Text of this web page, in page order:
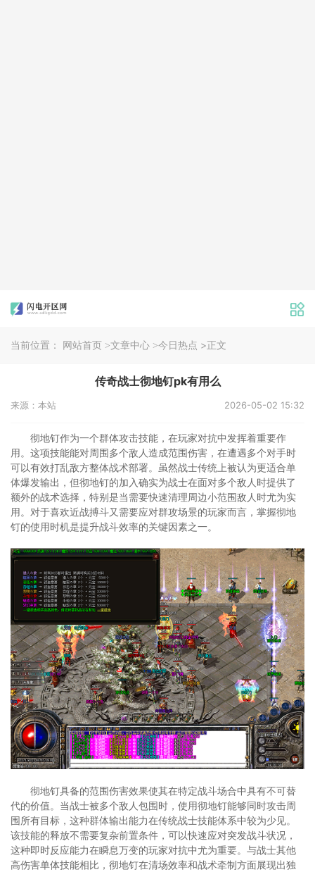
当前位置： 网站首页 >文章中心 >今日热点 >正文
传奇战士彻地钉pk有用么
来源：本站 2026-05-02 15:32
彻地钉作为一个群体攻击技能，在玩家对抗中发挥着重要作
用。这项技能能对周围多个敌人造成范围伤害，在遭遇多个对手时
可以有效打乱敌方整体战术部署。虽然战士传统上被认为更适合单
体爆发输出，但彻地钉的加入确实为战士在面对多个敌人时提供了
额外的战术选择，特别是当需要快速清理周边小范围敌人时尤为实
用。对于喜欢近战搏斗又需要应对群攻场景的玩家而言，掌握彻地
钉的使用时机是提升战斗效率的关键因素之一。
彻地钉具备的范围伤害效果使其在特定战斗场合中具有不可替
代的价值。当战士被多个敌人包围时，使用彻地钉能够同时攻击周
围所有目标，这种群体输出能力在传统战士技能体系中较为少见。
该技能的释放不需要复杂前置条件，可以快速应对突发战斗状况，
这种即时反应能力在瞬息万变的玩家对抗中尤为重要。与战士其他
高伤害单体技能相比，彻地钉在清场效率和战术牵制方面展现出独